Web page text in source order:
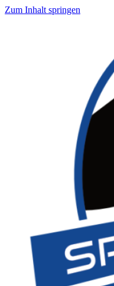
Zum Inhalt springen